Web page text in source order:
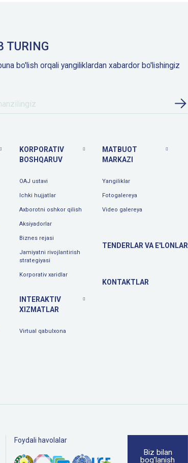
TURING
bo'lish orqali yangiliklardan xabardor bo'lishingiz
KORPORATIV
BOSHQARUV
OAJ ustavi
Ichki hujjatlar
Axborotni oshkor qilish
Aksiyadorlar
Biznes rejasi
Jamiyatni rivojlantirish
strategiyasi
Korporativ xaridlar
INTERAKTIV
XIZMATLAR
Virtual qabulxona
MATBUOT
MARKAZI
Yangiliklar
Fotogalereya
Video galereya
TENDERLAR VA E'LONLAR
KONTAKTLAR
Foydali havolalar
Biz bilan
bog'lanish